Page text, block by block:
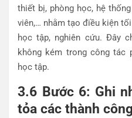
thiết bị, phòng học, hệ
viên,… nhằm tạo điều kiện
học tập, nghiên cứu. Đây
không kém trong công tác
học tập.
3.6 Bước 6: Ghi
tỏa các thành công